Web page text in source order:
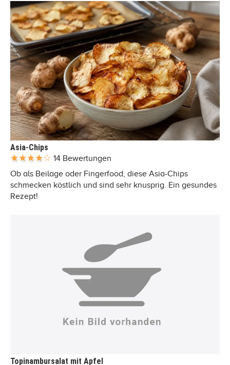
Asia-Chips
14 Bewertungen
Ob als Beilage oder Fingerfood, diese Asia-Chips
schmecken köstlich und sind sehr knusprig. Ein gesundes
Rezept!
Topinambursalat mit Apfel